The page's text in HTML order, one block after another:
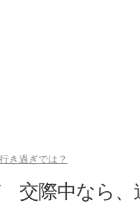
き過ぎでは？
交際中なら、